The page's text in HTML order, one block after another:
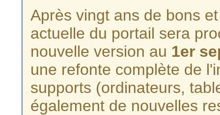
Après vingt ans de bons
actuelle du portail sera
nouvelle version au 1er
une refonte complète de
supports (ordinateurs,
également de nouvelles